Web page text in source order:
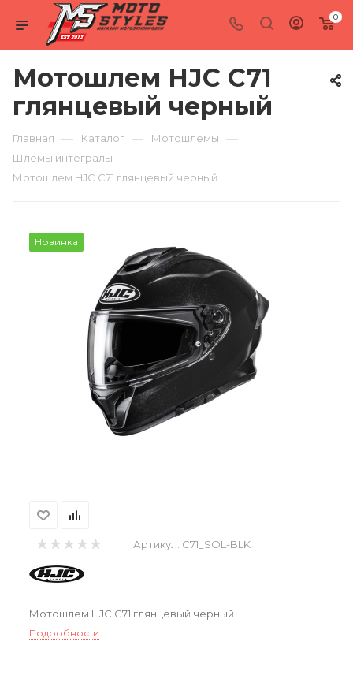
0
Мотошлем HJC C71
глянцевый черный
Главная — Каталог — Мотошлемы —
Шлемы интегралы —
Мотошлем HJC C71 глянцевый черный
Новинка
Артикул: C71_SOL-BLK
Мотошлем HJC C71 глянцевый черный
Подробности